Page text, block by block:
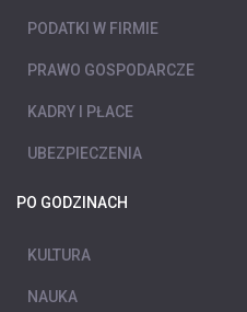
PODATKI W FIRMIE
PRAWO GOSPODARCZE
KADRY I PŁACE
UBEZPIECZENIA
PO GODZINACH
KULTURA
NAUKA